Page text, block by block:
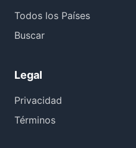
Todos los Países
Buscar
Legal
Privacidad
Términos